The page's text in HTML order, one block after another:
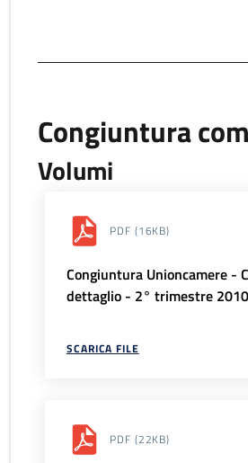
Congiuntura
Volumi
PDF (16KB)
Congiuntura Unioncamere -
dettaglio - 2° trimestre 2010
SCARICA FILE
PDF (22KB)